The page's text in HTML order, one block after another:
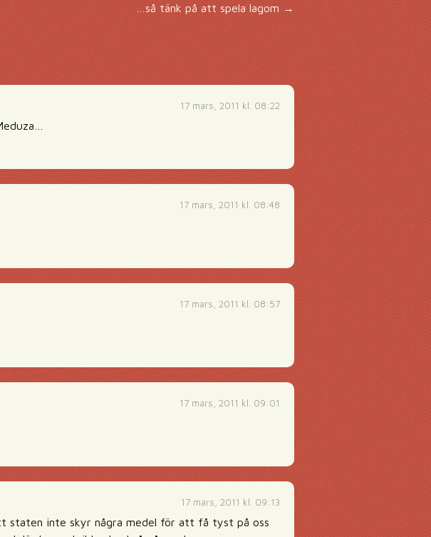
…så tänk på att spela lagom→
17 mars, 2011 kl. 08:22
17 mars, 2011 kl. 08:48
17 mars, 2011 kl. 08:57
17 mars, 2011 kl. 09:01
17 mars, 2011 kl. 09:13
inte skyr några medel för att få tyst på oss